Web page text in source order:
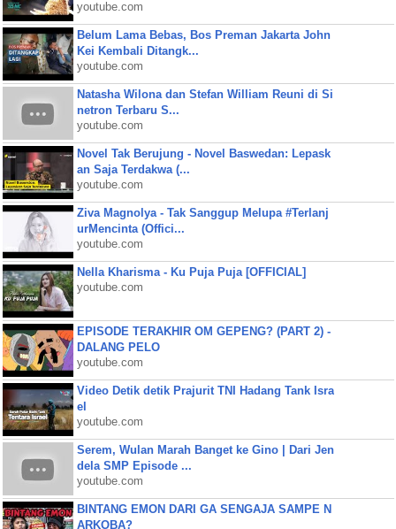
youtube.com
Belum Lama Bebas, Bos Preman Jakarta John
Kei Kembali Ditangk...
youtube.com
Natasha Wilona dan Stefan William Reuni di Si
netron Terbaru S...
youtube.com
Novel Tak Berujung - Novel Baswedan: Lepask
an Saja Terdakwa (...
youtube.com
Ziva Magnolya - Tak Sanggup Melupa #Terlanj
urMencinta (Offici...
youtube.com
Nella Kharisma - Ku Puja Puja [OFFICIAL]
youtube.com
EPISODE TERAKHIR OM GEPENG? (PART 2) -
DALANG PELO
youtube.com
Video Detik detik Prajurit TNI Hadang Tank Isra
el
youtube.com
Serem, Wulan Marah Banget ke Gino | Dari Jen
dela SMP Episode ...
youtube.com
BINTANG EMON DARI GA SENGAJA SAMPE N
ARKOBA?